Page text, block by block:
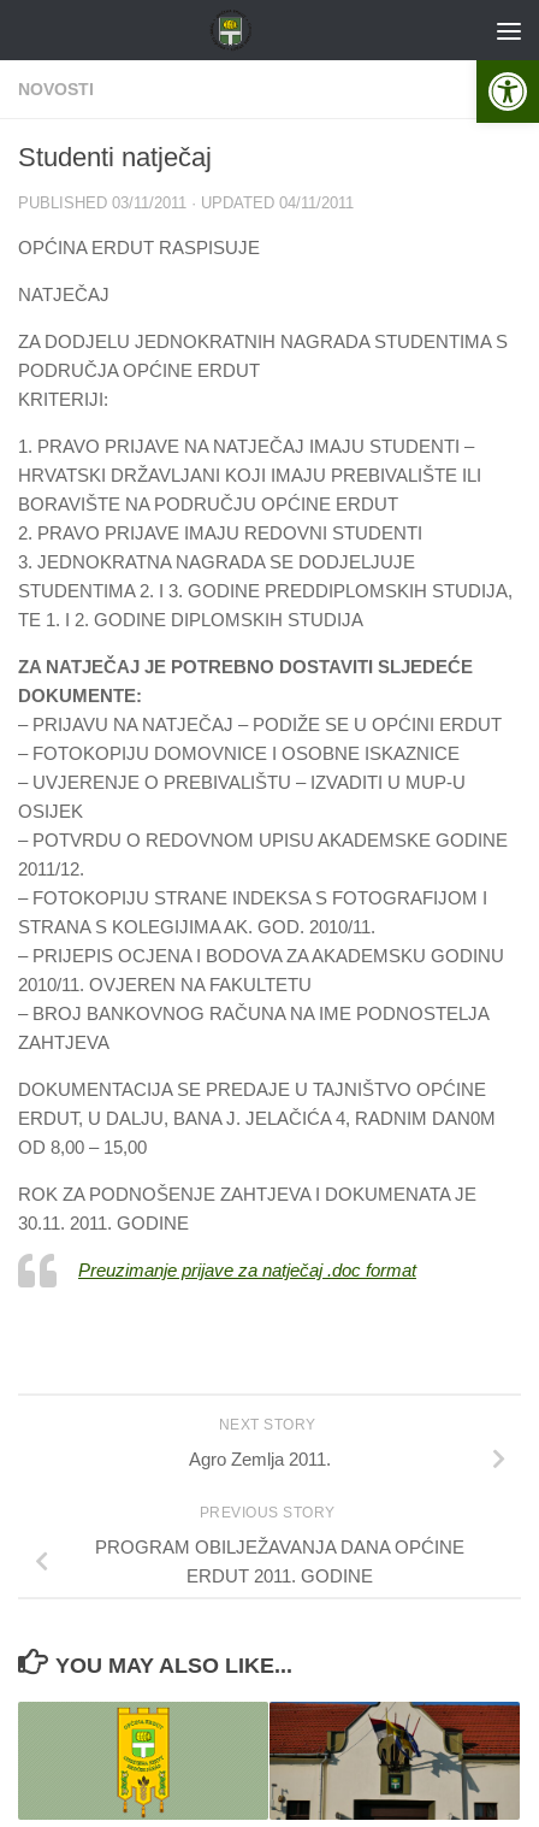
NOVOSTI
Studenti natječaj
PUBLISHED 03/11/2011 · UPDATED 04/11/2011
OPĆINA ERDUT RASPISUJE
NATJEČAJ
ZA DODJELU JEDNOKRATNIH NAGRADA STUDENTIMA S
PODRUČJA OPĆINE ERDUT
KRITERIJI:
1. PRAVO PRIJAVE NA NATJEČAJ IMAJU STUDENTI –
HRVATSKI DRŽAVLJANI KOJI IMAJU PREBIVALIŠTE ILI
BORAVIŠTE NA PODRUČJU OPĆINE ERDUT
2. PRAVO PRIJAVE IMAJU REDOVNI STUDENTI
3. JEDNOKRATNA NAGRADA SE DODJELJUJE
STUDENTIMA 2. I 3. GODINE PREDDIPLOMSKIH STUDIJA,
TE 1. I 2. GODINE DIPLOMSKIH STUDIJA
ZA NATJEČAJ JE POTREBNO DOSTAVITI SLJEDEĆE
DOKUMENTE:
– PRIJAVU NA NATJEČAJ – PODIŽE SE U OPĆINI ERDUT
– FOTOKOPIJU DOMOVNICE I OSOBNE ISKAZNICE
– UVJERENJE O PREBIVALIŠTU – IZVADITI U MUP-U
OSIJEK
– POTVRDU O REDOVNOM UPISU AKADEMSKE GODINE
2011/12.
– FOTOKOPIJU STRANE INDEKSA S FOTOGRAFIJOM I
STRANA S KOLEGIJIMA AK. GOD. 2010/11.
– PRIJEPIS OCJENA I BODOVA ZA AKADEMSKU GODINU
2010/11. OVJEREN NA FAKULTETU
– BROJ BANKOVNOG RAČUNA NA IME PODNOSTELJA
ZAHTJEVA
DOKUMENTACIJA SE PREDAJE U TAJNIŠTVO OPĆINE
ERDUT, U DALJU, BANA J. JELAČIĆA 4, RADNIM DAN0M
OD 8,00 – 15,00
ROK ZA PODNOŠENJE ZAHTJEVA I DOKUMENATA JE
30.11. 2011. GODINE
Preuzimanje prijave za natječaj .doc format
NEXT STORY
Agro Zemlja 2011.
PREVIOUS STORY
PROGRAM OBILJEŽAVANJA DANA OPĆINE
ERDUT 2011. GODINE
YOU MAY ALSO LIKE...